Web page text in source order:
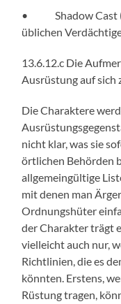
• Shadow Cast
üblichen
13.6.12.c Die
Ausrüstung auf sich
Die Charaktere
nicht klar, was sie
örtlichen Behörden
allgemeingültige
mit denen man
Ordnungshüter
der Charakter trägt
vielleicht auch nur,
Richtlinien, die es
könnten. Erstens,
Rüstung tragen,